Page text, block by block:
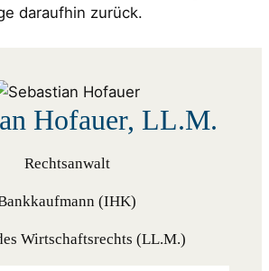
daraufhin zurück.
Hofauer, LL.M.
Rechtsanwalt
(IHK)
Wirtschaftsrechts (LL.M.)